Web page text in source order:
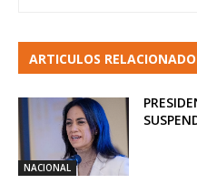
ARTICULOS
NACIONAL